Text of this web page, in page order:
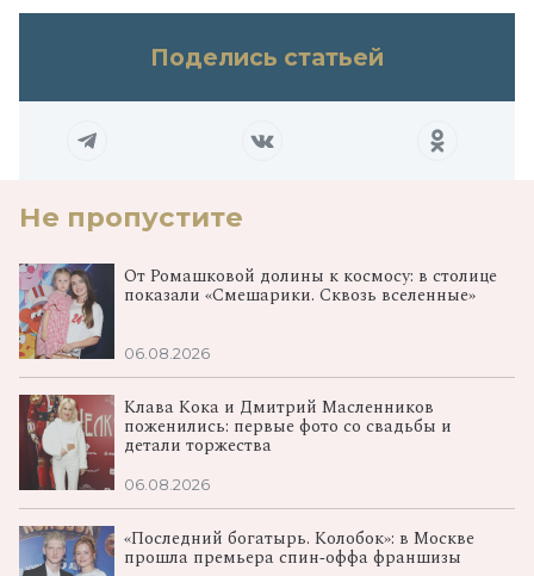
Поделись статьей
Не пропустите
От Ромашковой долины к космосу: в столице
показали «Смешарики. Сквозь вселенные»
06.08.2026
Клава Кока и Дмитрий Масленников
поженились: первые фото со свадьбы и
детали торжества
06.08.2026
«Последний богатырь. Колобок»: в Москве
прошла премьера спин‑оффа франшизы